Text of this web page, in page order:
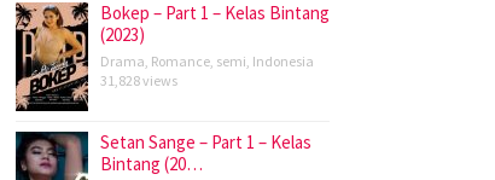
Bokep – Part 1 – Kelas Bintang
(2023)
Drama, Romance, semi, Indonesia
31,828 views
Setan Sange – Part 1 – Kelas
Bintang (20…